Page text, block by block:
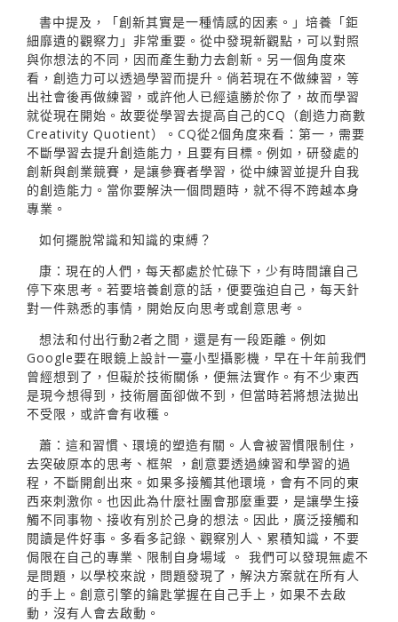
書中提及，「創新其實是一種情感的因素。」培養「鉅
細靡遺的觀察力」非常重要。從中發現新觀點，可以對照
與你想法的不同，因而產生動力去創新。另一個角度來
看，創造力可以透過學習而提升。倘若現在不做練習，等
出社會後再做練習，或許他人已經遠勝於你了，故而學習
就從現在開始。故要從學習去提高自己的CQ（創造力商數
Creativity Quotient）。CQ從2個角度來看：第一，需要
不斷學習去提升創造能力，且要有目標。例如，研發處的
創新與創業競賽，是讓參賽者學習，從中練習並提升自我
的創造能力。當你要解決一個問題時，就不得不跨越本身
專業。
如何擺脫常識和知識的束縛？
康：現在的人們，每天都處於忙碌下，少有時間讓自己
停下來思考。若要培養創意的話，便要強迫自己，每天針
對一件熟悉的事情，開始反向思考或創意思考。
想法和付出行動2者之間，還是有一段距離。例如
Google要在眼鏡上設計一臺小型攝影機，早在十年前我們
曾經想到了，但礙於技術關係，便無法實作。有不少東西
是現今想得到，技術層面卻做不到，但當時若將想法拋出
不受限，或許會有收穫。
蕭：這和習慣、環境的塑造有關。人會被習慣限制住，
去突破原本的思考、框架 ，創意要透過練習和學習的過
程，不斷開創出來。如果多接觸其他環境，會有不同的東
西來刺激你。也因此為什麼社團會那麼重要，是讓學生接
觸不同事物、接收有別於己身的想法。因此，廣泛接觸和
閱讀是件好事。多看多記錄、觀察別人、累積知識，不要
侷限在自己的專業、限制自身場域 。 我們可以發現無處不
是問題，以學校來說，問題發現了，解決方案就在所有人
的手上。創意引擎的鑰匙掌握在自己手上，如果不去啟
動，沒有人會去啟動。